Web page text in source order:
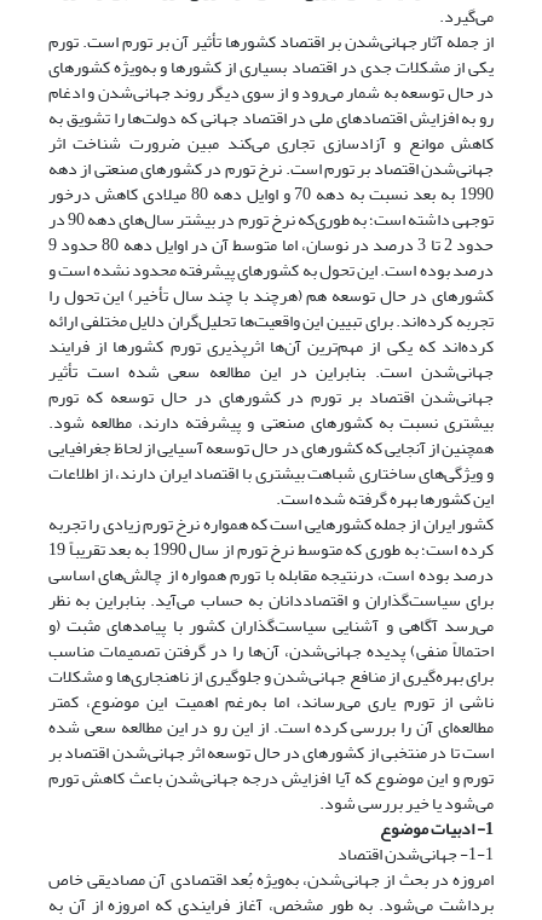
می‌گیرد.
از جمله آثار جهانی‌شدن بر اقتصاد کشورها تأثیر آن بر تورم است. تورم
یکی از مشکلات جدی در اقتصاد بسیاری از کشورها و به‌ویژه کشورهای
در حال توسعه به شمار می‌رود و از سوی دیگر روند جهانی‌شدن و ادغام
رو به افزایش اقتصادهای ملی در اقتصاد جهانی که دولت‌ها را تشویق به
کاهش موانع و آزادسازی تجاری می‌کند مبین ضرورت شناخت اثر
جهانی‌شدن اقتصاد بر تورم است. نرخ تورم در کشورهای صنعتی از دهه
1990 به بعد نسبت به دهه 70 و اوایل دهه 80 میلادی کاهش درخور
توجهی داشته است؛ به طوری‌که نرخ تورم در بیشتر سال‌های دهه 90 در
حدود 2 تا 3 درصد در نوسان، اما متوسط آن در اوایل دهه 80 حدود 9
درصد بوده است. این تحول به کشورهای پیشرفته محدود نشده است و
کشورهای در حال توسعه هم (هرچند با چند سال تأخیر) این تحول را
تجربه کرده‌اند. برای تبیین این واقعیت‌ها تحلیل‌گران دلایل مختلفی ارائه
کرده‌اند که یکی از مهم‌ترین آن‌ها اثرپذیری تورم کشورها از فرایند
جهانی‌شدن است. بنابراین در این مطالعه سعی شده است تأثیر
جهانی‌شدن اقتصاد بر تورم در کشورهای در حال توسعه که تورم
بیشتری نسبت به کشورهای صنعتی و پیشرفته دارند، مطالعه شود.
همچنین از آنجایی که کشورهای در حال توسعه آسیایی از لحاظ جغرافیایی
و ویژگی‌های ساختاری شباهت بیشتری با اقتصاد ایران دارند، از اطلاعات
این کشورها بهره گرفته شده است.
کشور ایران از جمله کشورهایی است که همواره نرخ تورم زیادی را تجربه
کرده است؛ به طوری که متوسط نرخ تورم از سال 1990 به بعد تقریباً 19
درصد بوده است، درنتیجه مقابله با تورم همواره از چالش‌های اساسی
برای سیاست‌گذاران و اقتصاددانان به حساب می‌آید. بنابراین به نظر
می‌رسد آگاهی و آشنایی سیاست‌گذاران کشور با پیامدهای مثبت (و
احتمالاً منفی) پدیده جهانی‌شدن، آن‌ها را در گرفتن تصمیمات مناسب
برای بهره‌گیری از منافع جهانی‌شدن و جلوگیری از ناهنجاری‌ها و مشکلات
ناشی از تورم یاری می‌رساند، اما به‌رغم اهمیت این موضوع، کمتر
مطالعه‌ای آن را بررسی کرده است. از این رو در این مطالعه سعی شده
است تا در منتخبی از کشورهای در حال توسعه اثر جهانی‌شدن اقتصاد بر
تورم و این موضوع که آیا افزایش درجه جهانی‌شدن باعث کاهش تورم
می‌شود یا خیر بررسی شود.
1- ادبیات موضوع
1-1- جهانی‌شدن اقتصاد
امروزه در بحث از جهانی‌شدن، به‌ویژه بُعد اقتصادی آن مصادیقی خاص
برداشت می‌شود. به طور مشخص، آغاز فرایندی که امروزه از آن به